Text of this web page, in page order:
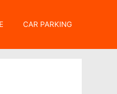
CAR PARKING